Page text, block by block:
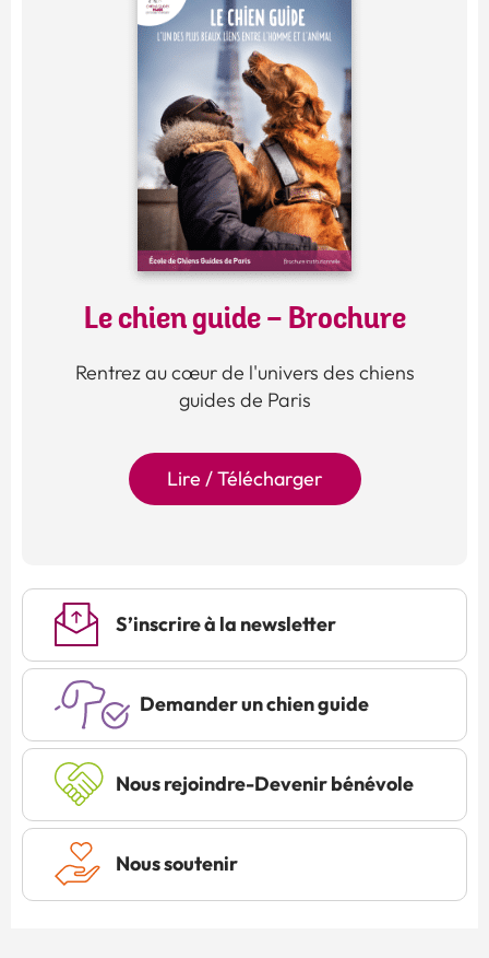
Le chien guide - Brochure
Rentrez au cœur de l'univers des chiens
guides de Paris
Lire / Télécharger
S’inscrire à la newsletter
Demander un chien guide
Nous rejoindre-Devenir bénévole
Nous soutenir